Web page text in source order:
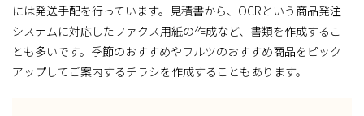
には発送手配を行っています。見積書から、OCRという商品発注
システムに対応したファクス用紙の作成など、書類を作成するこ
とも多いです。季節のおすすめやワルツのおすすめ商品をピック
アップしてご案内するチラシを作成することもあります。